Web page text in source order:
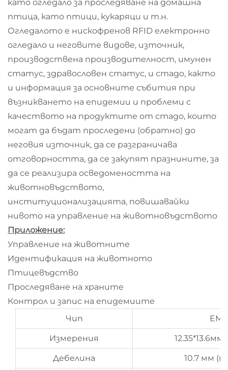
като огледало за проследяване на домашна
птица, като птици, кукаряци и т.н.
Огледалото е нискофренов RFID електронно
огледало и неговите видове, източник,
производствена производителност, имунен
статус, здравословен статус, и стадо, както
и информация за основните събития при
възникването на епидемии и проблеми с
качеството на продуктите от стадо, които
могат да бъдат проследени (обратно) до
неговия източник, да се разграничава
отговорността, да се закупят празнините, за
да се реализира осведомеността на
животновъдството,
институционализацията, повишавайки
нивото на управление на животновъдството
Приложение:
Управление на животните
Идентификация на животното
Птицевъдство
Проследяване на храните
Контрол и запис на епидемиите
Чип
Измерения
Дебелина 10.7 мм